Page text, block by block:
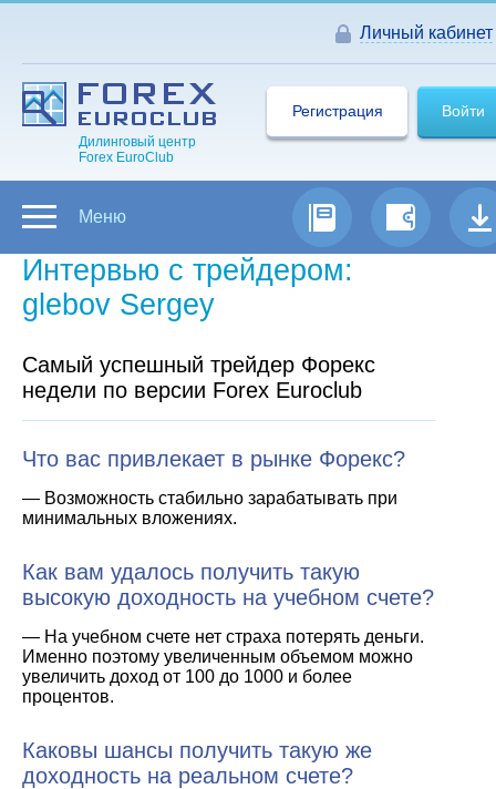
Личный кабинет
Дилинговый центр
Forex EuroClub
Войти
Регистрация
Меню
Интервью с трейдером:
glebov Sergey
Самый успешный трейдер Форекс
недели по версии Forex Euroclub
Что вас привлекает в рынке Форекс?
— Возможность стабильно зарабатывать при
минимальных вложениях.
Как вам удалось получить такую
высокую доходность на учебном счете?
— На учебном счете нет страха потерять деньги.
Именно поэтому увеличенным объемом можно
увеличить доход от 100 до 1000 и более
процентов.
Каковы шансы получить такую же
доходность на реальном счете?